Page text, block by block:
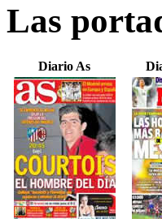
Las
Diario As